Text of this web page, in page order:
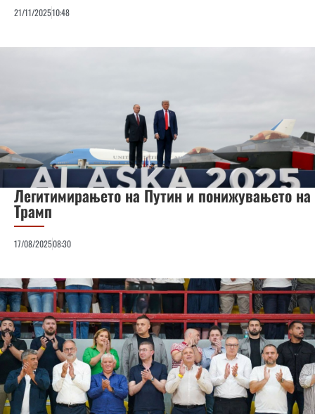
21/11/202510:48
Легитимирањето на Путин и понижувањето на
Трамп
17/08/202508:30